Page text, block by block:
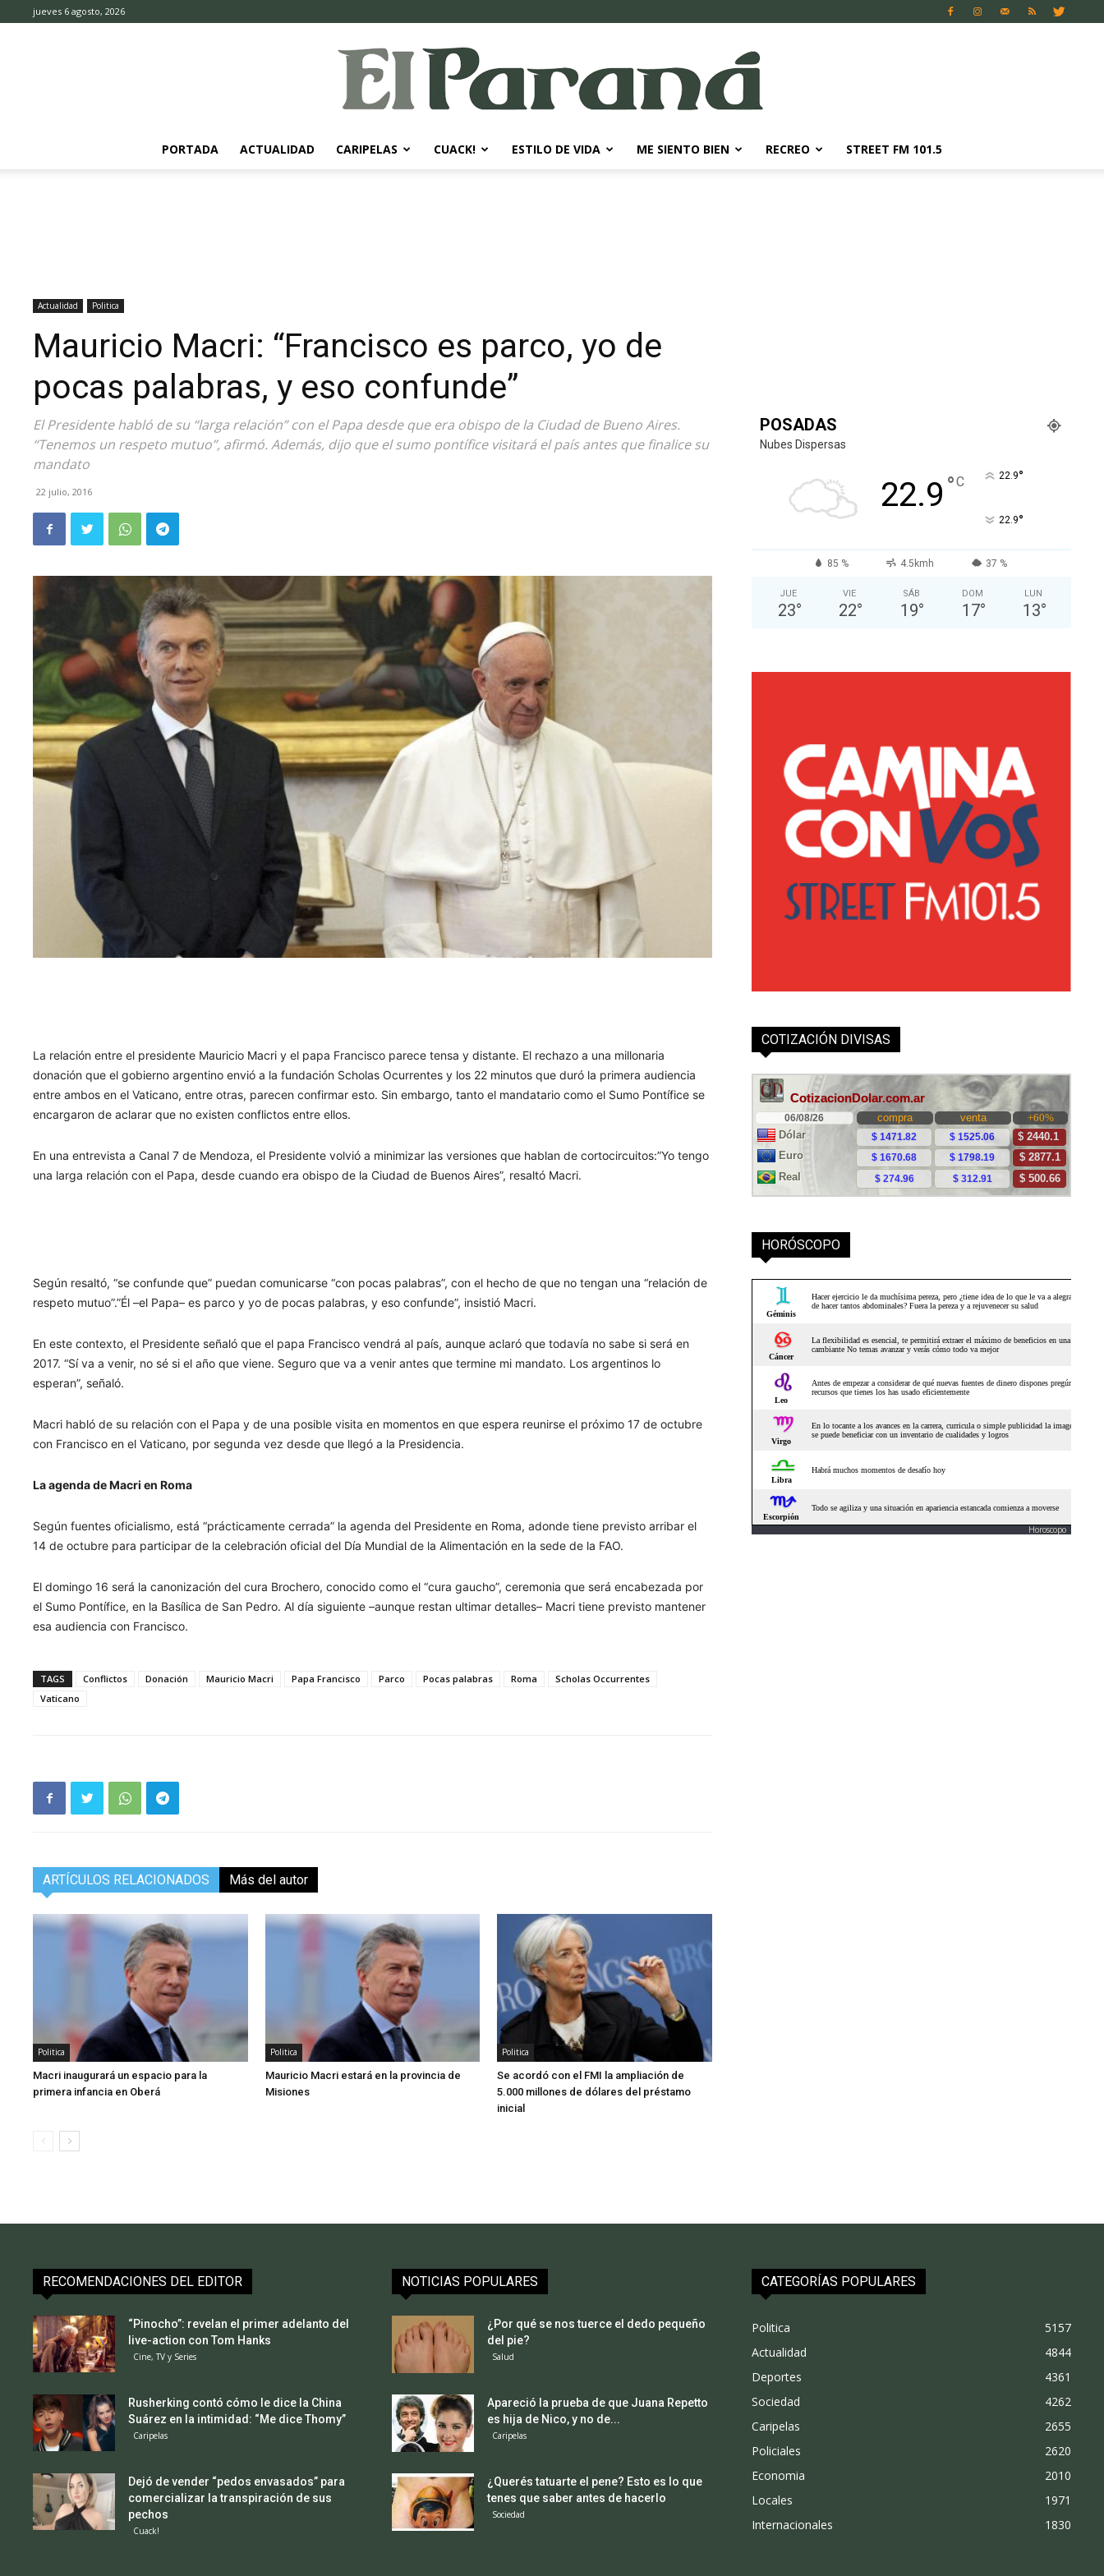
jueves 6 agosto, 2026
PORTADA ACTUALIDAD CARIPELAS CUACK! ESTILO DE VIDA ME SIENTO BIEN RECREO STREET FM 101.5
Actualidad Politica
Mauricio Macri: “Francisco es parco, yo de
pocas palabras, y eso confunde”
El Presidente habló de su “larga relación” con el Papa desde que era obispo de la Ciudad de Bueno Aires.
“Tenemos un respeto mutuo”, afirmó. Además, dijo que el sumo pontífice visitará el país antes que finalice su
mandato
22 julio, 2016
La relación entre el presidente Mauricio Macri y el papa Francisco parece tensa y distante. El rechazo a una millonaria
donación que el gobierno argentino envió a la fundación Scholas Ocurrentes y los 22 minutos que duró la primera audiencia
entre ambos en el Vaticano, entre otras, parecen confirmar esto. Sin embargo, tanto el mandatario como el Sumo Pontífice se
encargaron de aclarar que no existen conflictos entre ellos.
En una entrevista a Canal 7 de Mendoza, el Presidente volvió a minimizar las versiones que hablan de cortocircuitos:”Yo tengo
una larga relación con el Papa, desde cuando era obispo de la Ciudad de Buenos Aires”, resaltó Macri.
Según resaltó, “se confunde que” puedan comunicarse “con pocas palabras”, con el hecho de que no tengan una “relación de
respeto mutuo”.”Él –el Papa– es parco y yo de pocas palabras, y eso confunde”, insistió Macri.
En este contexto, el Presidente señaló que el papa Francisco vendrá al país, aunque aclaró que todavía no sabe si será en
2017. “Sí va a venir, no sé si el año que viene. Seguro que va a venir antes que termine mi mandato. Los argentinos lo
esperan”, señaló.
Macri habló de su relación con el Papa y de una posible visita en momentos en que espera reunirse el próximo 17 de octubre
con Francisco en el Vaticano, por segunda vez desde que llegó a la Presidencia.
La agenda de Macri en Roma
Según fuentes oficialismo, está “prácticamente cerrada” la agenda del Presidente en Roma, adonde tiene previsto arribar el
14 de octubre para participar de la celebración oficial del Día Mundial de la Alimentación en la sede de la FAO.
El domingo 16 será la canonización del cura Brochero, conocido como el “cura gaucho”, ceremonia que será encabezada por
el Sumo Pontífice, en la Basílica de San Pedro. Al día siguiente –aunque restan ultimar detalles– Macri tiene previsto mantener
esa audiencia con Francisco.
TAGS Conflictos Donación Mauricio Macri Papa Francisco Parco Pocas palabras Roma
Scholas Occurrentes
Vaticano
ARTÍCULOS RELACIONADOS Más del autor
Politica
Macri inaugurará un espacio para la
primera infancia en Oberá
Politica
Mauricio Macri estará en la provincia de
Misiones
Politica
Se acordó con el FMI la ampliación de
5.000 millones de dólares del préstamo
inicial
POSADAS
Nubes Dispersas
22.9 °C 22.9°
22.9°
85 % 4.5kmh 37 %
JUE
23°
VIE
22°
SÁB
19°
DOM
17°
LUN
13°
COTIZACIÓN DIVISAS
HORÓSCOPO
Horoscopo
RECOMENDACIONES DEL EDITOR
“Pinocho”: revelan el primer adelanto del
live-action con Tom Hanks
Cine, TV y Series
Rusherking contó cómo le dice la China
Suárez en la intimidad: “Me dice Thomy”
Caripelas
Dejó de vender “pedos envasados” para
comercializar la transpiración de sus
pechos
Cuack!
NOTICIAS POPULARES
¿Por qué se nos tuerce el dedo pequeño
del pie?
Salud
Apareció la prueba de que Juana Repetto
es hija de Nico, y no de...
Caripelas
¿Querés tatuarte el pene? Esto es lo que
tenes que saber antes de hacerlo
Sociedad
CATEGORÍAS POPULARES
Politica
5157
Actualidad
4844
Deportes
4361
Sociedad
4262
Caripelas
2655
Policiales
2620
Economia
2010
Locales
1971
Internacionales
1830